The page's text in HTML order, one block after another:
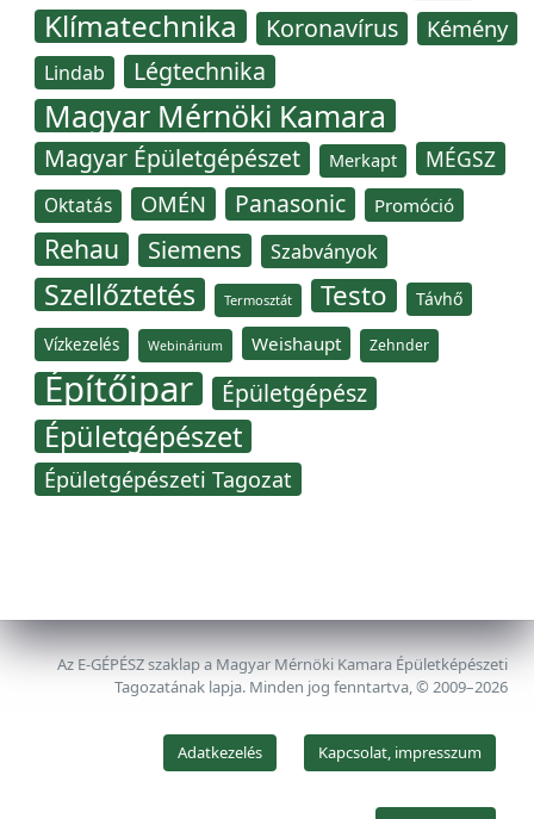
Klímatechnika Koronavírus Kémény
Lindab Légtechnika
Magyar Mérnöki Kamara
Magyar Épületgépészet Merkapt MÉGSZ
Oktatás OMÉN Panasonic Promóció
Rehau Siemens Szabványok
Szellőztetés Termosztát Testo Távhő
Vízkezelés Webinárium Weishaupt Zehnder
Építőipar Épületgépész
Épületgépészet
Épületgépészeti Tagozat
Az E-GÉPÉSZ szaklap a Magyar Mérnöki Kamara Épületképészeti
Tagozatának lapja. Minden jog fenntartva, © 2009–2026
Adatkezelés Kapcsolat, impresszum